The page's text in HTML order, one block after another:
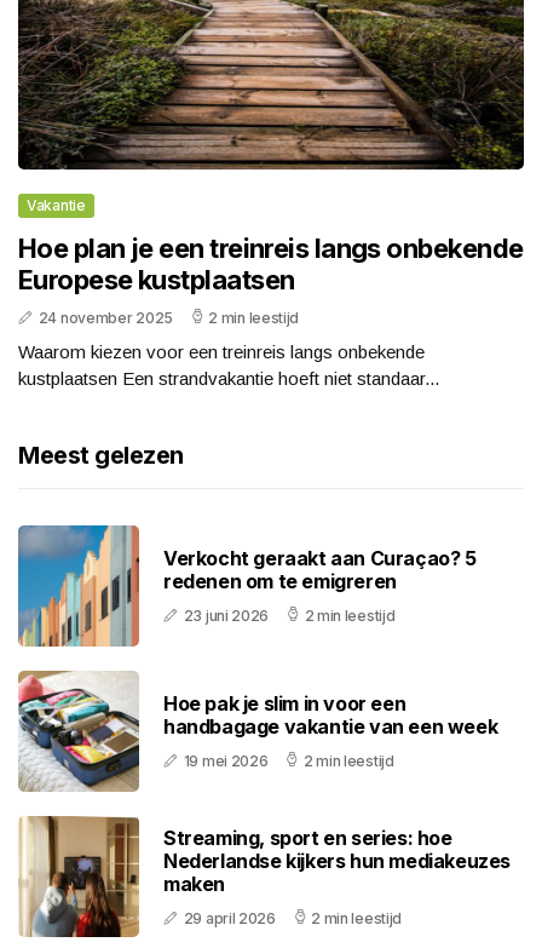
Vakantie
Hoe plan je een treinreis langs onbekende
Europese kustplaatsen
24 november 2025 2 min leestijd
Waarom kiezen voor een treinreis langs onbekende
kustplaatsen Een strandvakantie hoeft niet standaar...
Meest gelezen
Verkocht geraakt aan Curaçao? 5
redenen om te emigreren
23 juni 2026 2 min leestijd
Hoe pak je slim in voor een
handbagage vakantie van een week
19 mei 2026 2 min leestijd
Streaming, sport en series: hoe
Nederlandse kijkers hun mediakeuzes
maken
29 april 2026 2 min leestijd